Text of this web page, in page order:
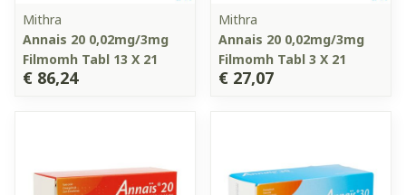
Mithra
Annais 20 0,02mg/3mg
Filmomh Tabl 13 X 21
€ 86,24
Mithra
Annais 20 0,02mg/3mg
Filmomh Tabl 3 X 21
€ 27,07